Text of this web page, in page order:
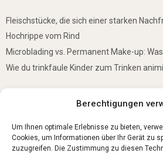
Berechtigungen
Um Ihnen optimale Erlebnisse zu bieten,
Cookies, um Informationen über Ihr Gerät zu
zuzugreifen. Die Zustimmung zu diesen
Fleischstücke, die sich einer starken
Hochrippe vom Rind
Microblading vs. Permanent Make-up:
Wie du trinkfaule Kinder zum Trinken
5 Gründe, warum jedes Baby einen Mini-
Ist Lockpicking in Deutschland verboten?